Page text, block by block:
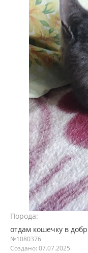
Порода:
отдам кошечку в
№1080376
Создано: 07.07.2025